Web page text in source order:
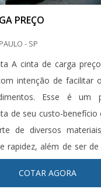
agregados a
e
diversos tipos de
PREÇO
- SP
A cinta de carga
intenção de facilitar
Esse é um
de seu custo-benefício
de diversos
rapidez, além de ser de
disso, os materiais são
rigidez às peças.
COTAR AGORA